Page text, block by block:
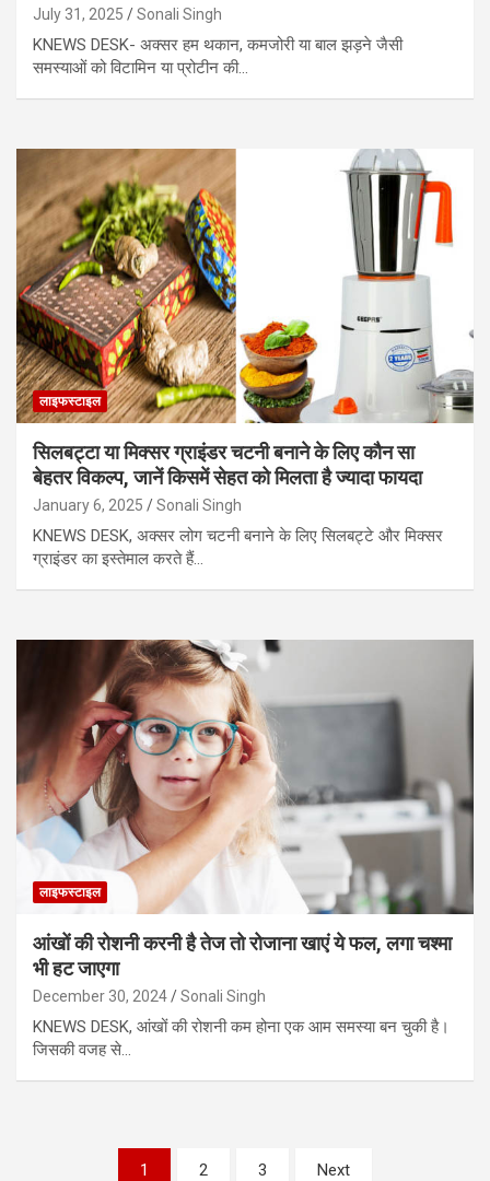
July 31, 2025 Sonali Singh
KNEWS DESK- अक्सर हम थकान, कमजोरी या बाल झड़ने जैसी
समस्याओं को विटामिन या प्रोटीन की…
लाइफस्टाइल
सिलबट्टा या मिक्सर ग्राइंडर चटनी बनाने के लिए कौन सा
बेहतर विकल्प, जानें किसमें सेहत को मिलता है ज्यादा फायदा
January 6, 2025 Sonali Singh
KNEWS DESK, अक्सर लोग चटनी बनाने के लिए सिलबट्टे और मिक्सर
ग्राइंडर का इस्तेमाल करते हैं…
लाइफस्टाइल
आंखों की रोशनी करनी है तेज तो रोजाना खाएं ये फल, लगा चश्मा
भी हट जाएगा
December 30, 2024 Sonali Singh
KNEWS DESK, आंखों की रोशनी कम होना एक आम समस्या बन चुकी है।
जिसकी वजह से…
1 2 3 Next